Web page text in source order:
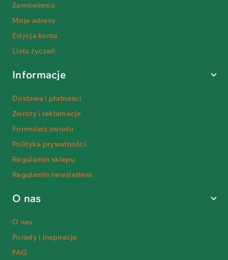
Zamówienia
Moje adresy
Edycja konta
Lista życzeń
Informacje
Dostawa i płatności
Zwroty i reklamacje
Formularz zwrotu
Polityka prywatności
Regulamin sklepu
Regulamin newslettera
O nas
O nas
Porady i inspiracje
FAQ